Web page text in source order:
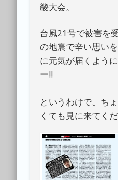
畿大会。
台風21号で被害を
の地震で辛い思い
に元気が届くよう
ー!!
というわけで、ち
くても見に来てく